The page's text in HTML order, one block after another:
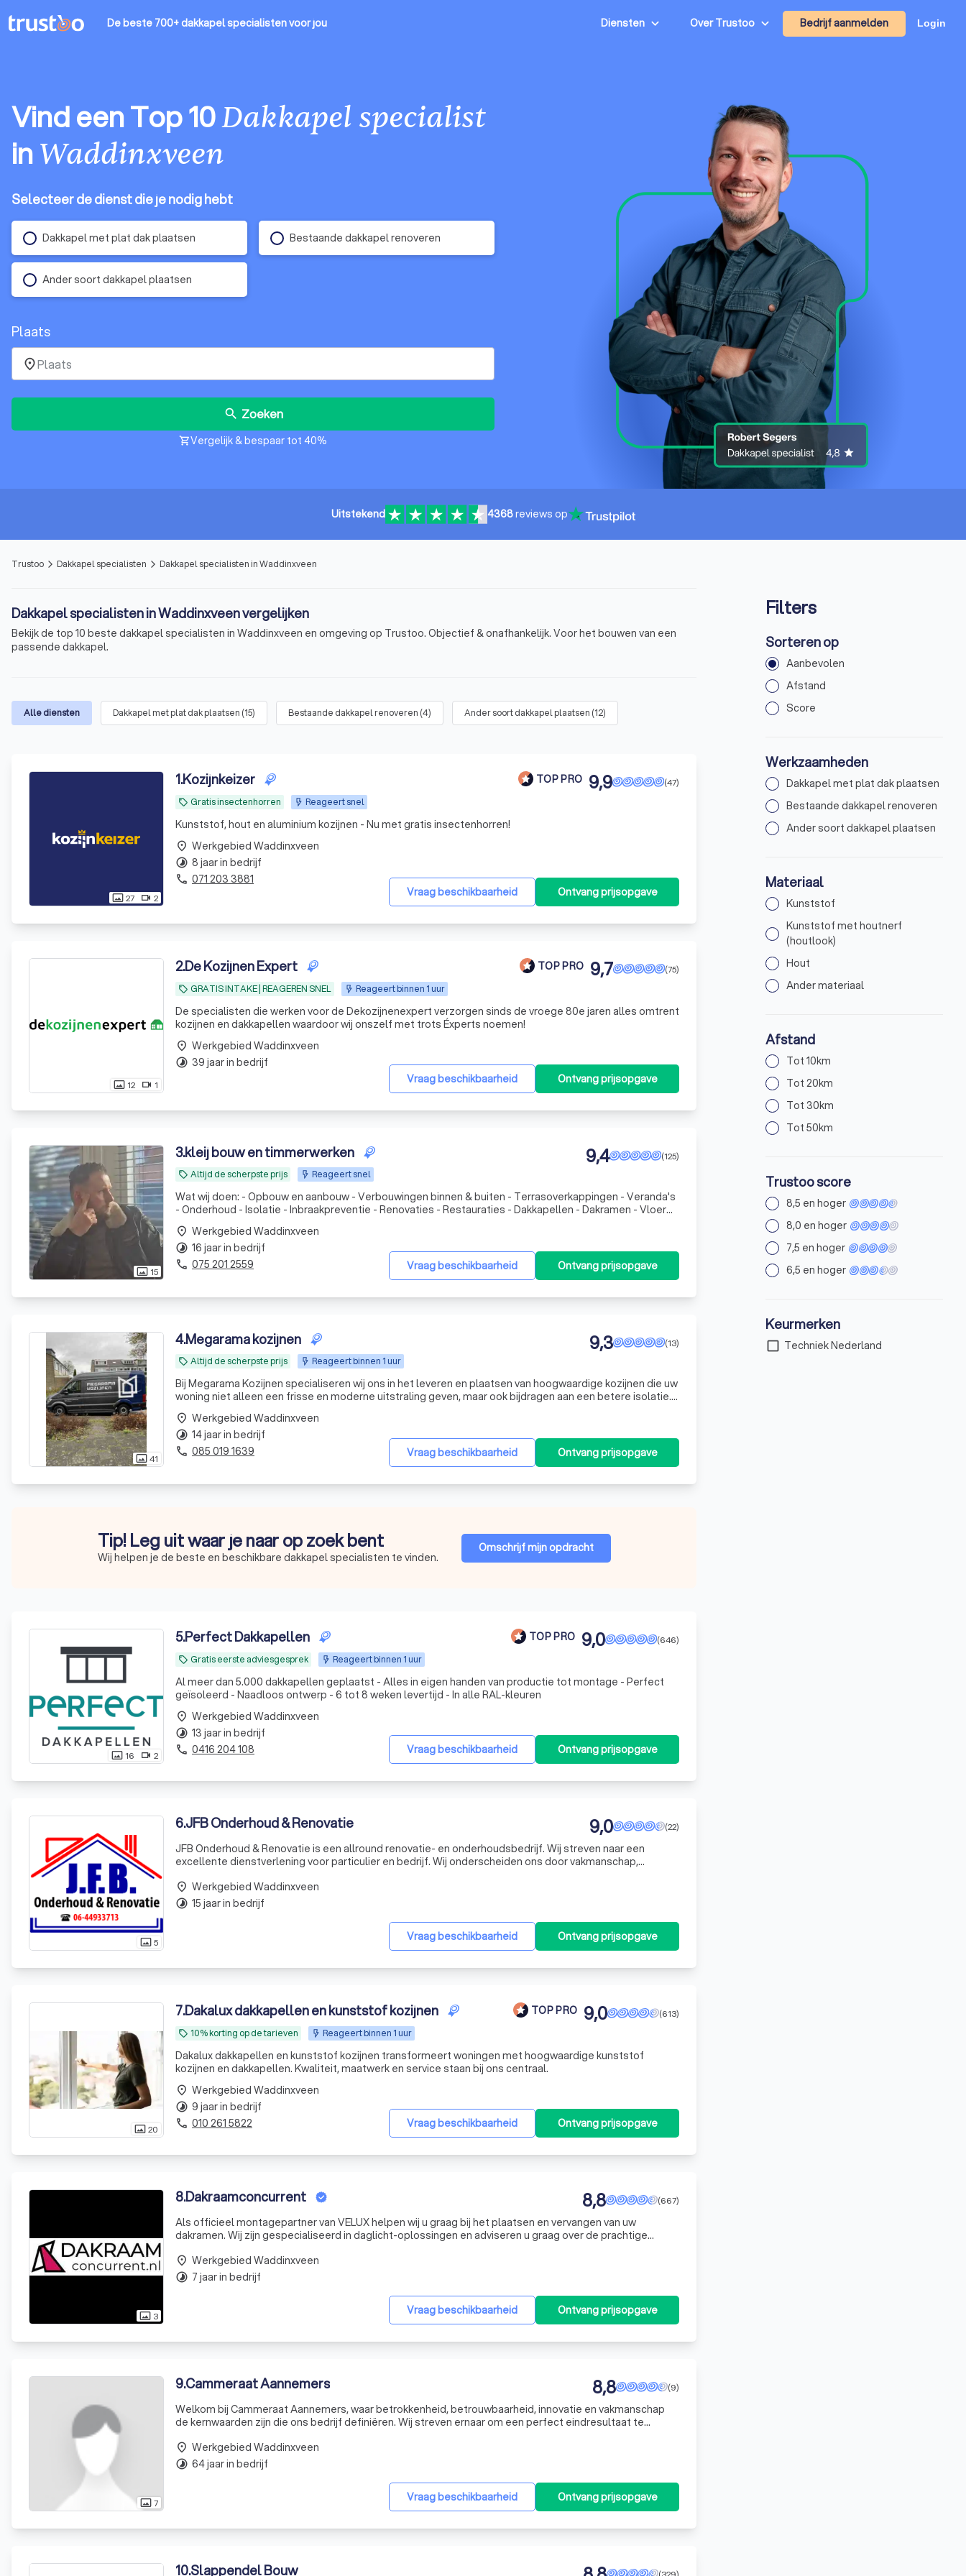
De beste 700+ dakkapel specialistenvoor jou Diensten Over Trustoo Bedrijf aanmelden Login
Vind een Top 10Dakkapel specialist
inWaddinxveen
Selecteer de dienst die je nodig hebt
Dakkapel met plat dak plaatsen Bestaande dakkapel renoveren
Ander soort dakkapel plaatsen
Plaats
place
search Zoeken
shopping_cartVergelijk & bespaar tot 40%
Uitstekend 4368reviews op
Trustoo arrow_forward_ios Dakkapel specialisten arrow_forward_ios Dakkapel specialisten in Waddinxveen
Dakkapel specialisten in Waddinxveen vergelijken
Bekijk de top 10 beste dakkapel specialisten in Waddinxveen en omgeving op Trustoo. Objectief & onafhankelijk. Voor het bouwen van een
passende dakkapel.
Alle diensten Dakkapel met plat dak plaatsen (15) Bestaande dakkapel renoveren (4) Ander soort dakkapel plaatsen (12)
photo_size_select_actual27 videocam 2
1.Kozijnkeizer TOP PRO
local_offer Gratis insectenhorren Reageert snel
(47)
9,9
Kunststof, hout en aluminium kozijnen - Nu met gratis insectenhorren!
Vraag beschikbaarheid Ontvang prijsopgave
place Werkgebied Waddinxveen
timelapse 8 jaar in bedrijf
phone 071 203 3881
photo_size_select_actual 12 videocam 1
2.De Kozijnen Expert TOP PRO
local_offer GRATIS INTAKE | REAGEREN SNEL Reageert binnen 1 uur
(75)
9,7
De specialisten die werken voor de Dekozijnenexpert verzorgen sinds de vroege 80e jaren alles omtrent
kozijnen en dakkapellen waardoor wij onszelf met trots Éxperts noemen!
Vraag beschikbaarheid Ontvang prijsopgave
place Werkgebied Waddinxveen
timelapse 39 jaar in bedrijf
photo_size_select_actual 15
3.kleij bouw en timmerwerken
local_offer Altijd de scherpste prijs Reageert snel
(125)
9,4
Wat wij doen: - Opbouw en aanbouw - Verbouwingen binnen & buiten - Terrasoverkappingen - Veranda's
- Onderhoud - Isolatie - Inbraakpreventie - Renovaties - Restauraties - Dakkapellen - Dakramen - Vloeren
- Loodgieter - Gevelbekleding - Houtrotsanering - Toilet & badkamer renovatie - Trappen - Kozi
Vraag beschikbaarheid Ontvang prijsopgave
place Werkgebied Waddinxveen
timelapse 16 jaar in bedrijf
phone 075 201 2559
photo_size_select_actual41
4.Megarama kozijnen
local_offer Altijd de scherpste prijs Reageert binnen 1 uur
(13)
9,3
Bij Megarama Kozijnen specialiseren wij ons in het leveren en plaatsen van hoogwaardige kozijnen die uw
woning niet alleen een frisse en moderne uitstraling geven, maar ook bijdragen aan een betere isolatie.
Dit resulteert in een lagere energierekening en verhoogt tegelijkertijd de waarde van uw hui
Vraag beschikbaarheid Ontvang prijsopgave
place Werkgebied Waddinxveen
timelapse 14 jaar in bedrijf
phone 085 019 1639
Tip! Leg uit waar je naar op zoek bent
Wij helpen je de beste en beschikbare dakkapel specialisten te vinden.
Omschrijf mijn opdracht
photo_size_select_actual 16 videocam 2
5.Perfect Dakkapellen TOP PRO
local_offer Gratis eerste adviesgesprek Reageert binnen 1 uur
(646)
9,0
Al meer dan 5.000 dakkapellen geplaatst - Alles in eigen handen van productie tot montage - Perfect
geïsoleerd - Naadloos ontwerp - 6 tot 8 weken levertijd - In alle RAL-kleuren
Vraag beschikbaarheid Ontvang prijsopgave
place Werkgebied Waddinxveen
timelapse 13 jaar in bedrijf
phone 0416 204 108
photo_size_select_actual5
6.JFB Onderhoud & Renovatie (22)
9,0
JFB Onderhoud & Renovatie is een allround renovatie- en onderhoudsbedrijf. Wij streven naar een
excellente dienstverlening voor particulier en bedrijf. Wij onderscheiden ons door vakmanschap,
duidelijke mani
Vraag beschikbaarheid Ontvang prijsopgave
place Werkgebied Waddinxveen
timelapse 15 jaar in bedrijf
photo_size_select_actual20
7.Dakalux dakkapellen en kunststof kozijnen TOP PRO
local_offer 10% korting op de tarieven Reageert binnen 1 uur
(613)
9,0
Dakalux dakkapellen en kunststof kozijnen transformeert woningen met hoogwaardige kunststof
kozijnen en dakkapellen. Kwaliteit, maatwerk en service staan bij ons centraal.
Vraag beschikbaarheid Ontvang prijsopgave
place Werkgebied Waddinxveen
timelapse 9 jaar in bedrijf
phone 010 261 5822
photo_size_select_actual 3
8.Dakraamconcurrent (667)
8,8
Als officieel montagepartner van VELUX helpen wij u graag bij het plaatsen en vervangen van uw
dakramen. Wij zijn gespecialiseerd in daglicht-oplossingen en adviseren u graag over de prachtige
aanvragen te
Vraag beschikbaarheid Ontvang prijsopgave
place Werkgebied Waddinxveen
timelapse 7 jaar in bedrijf
photo_size_select_actual7
9.Cammeraat Aannemers (9)
8,8
Welkom bij Cammeraat Aannemers, waar betrokkenheid, betrouwbaarheid, innovatie en vakmanschap
de kernwaarden zijn die ons bedrijf definiëren. Wij streven ernaar om een perfect eindresultaat te
toewijding zijn
Vraag beschikbaarheid Ontvang prijsopgave
place Werkgebied Waddinxveen
timelapse 64 jaar in bedrijf
10.Slappendel Bouw
Filters
Sorteren op
Aanbevolen
Afstand
Score
Werkzaamheden
Dakkapel met plat dak plaatsen
Bestaande dakkapel renoveren
Ander soort dakkapel plaatsen
Materiaal
Kunststof
Kunststof met houtnerf
(houtlook)
Hout
Ander materiaal
Afstand
Tot 10km
Tot 20km
Tot 30km
Tot 50km
Trustoo score
8,5 en hoger
8,0 en hoger
7,5 en hoger
6,5 en hoger
Keurmerken
check_box_outline_blank Techniek Nederland